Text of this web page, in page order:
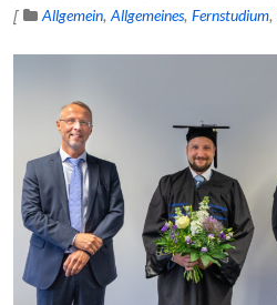
Allgemein Allgemeines Fernstudium